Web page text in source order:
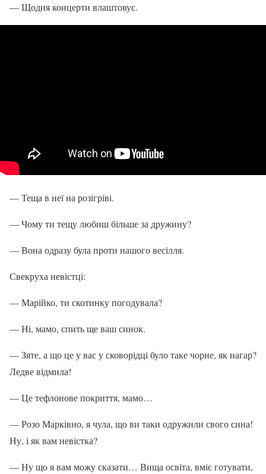
— Щодня концерти влаштовує.
— Теща в неї на розігріві.
— Чому ти тещу любиш більше за дружину?
— Вона одразу була проти нашого весілля.
Свекруха невістці:
— Марійко, ти скотинку погодувала?
— Ні, мамо, спить ще ваш синок.
— Зяте, а що це у вас у сковорідці було таке чорне, як нагар?
Ледве відмила!
— Це тефлонове покриття, мамо…
— Розо Марківно, я чула, що ви таки одружили свого сина!
Ну, і як вам невістка?
— Ну що я вам можу сказати… Вища освіта, вміє готувати,